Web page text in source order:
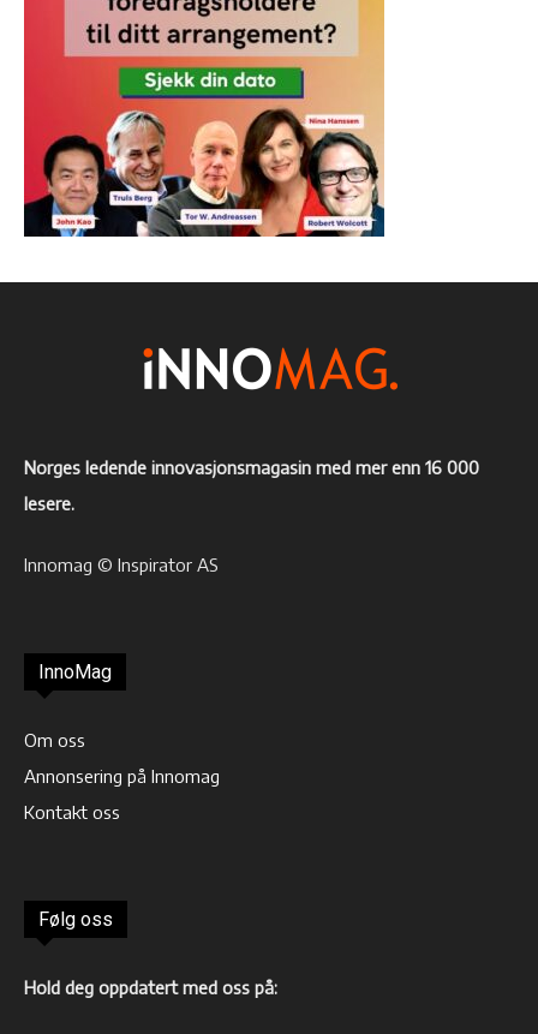
Norges ledende innovasjonsmagasin med mer enn 16 000
lesere.
Innomag © Inspirator AS
InnoMag
Om oss
Annonsering på Innomag
Kontakt oss
Følg oss
Hold deg oppdatert med oss på: